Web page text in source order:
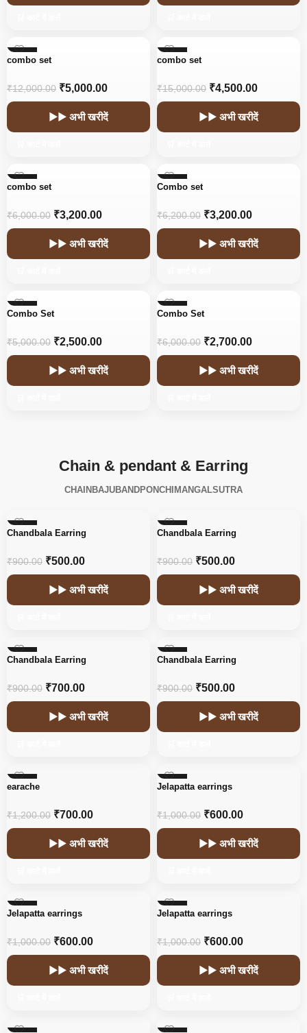
-58%
combo set
₹12,000.00 ₹5,000.00
▶▶ अभी खरीदें
-70%
combo set
₹15,000.00 ₹4,500.00
▶▶ अभी खरीदें
-47%
combo set
₹6,000.00 ₹3,200.00
▶▶ अभी खरीदें
-48%
Combo set
₹6,200.00 ₹3,200.00
▶▶ अभी खरीदें
-50%
Combo Set
₹5,000.00 ₹2,500.00
▶▶ अभी खरीदें
-55%
Combo Set
₹6,000.00 ₹2,700.00
▶▶ अभी खरीदें
Chain & pendant & Earring
CHAIN BAJUBANDPONCHI MANGALSUTRA
-44%
Chandbala Earring
₹900.00 ₹500.00
▶▶ अभी खरीदें
-44%
Chandbala Earring
₹900.00 ₹500.00
▶▶ अभी खरीदें
-22%
Chandbala Earring
₹900.00 ₹700.00
▶▶ अभी खरीदें
-44%
Chandbala Earring
₹900.00 ₹500.00
▶▶ अभी खरीदें
earache
₹1,200.00 ₹700.00
▶▶ अभी खरीदें
-40%
Jelapatta earrings
₹1,000.00 ₹600.00
▶▶ अभी खरीदें
-40%
Jelapatta earrings
₹1,000.00 ₹600.00
▶▶ अभी खरीदें
-40%
Jelapatta earrings
₹1,000.00 ₹600.00
▶▶ अभी खरीदें